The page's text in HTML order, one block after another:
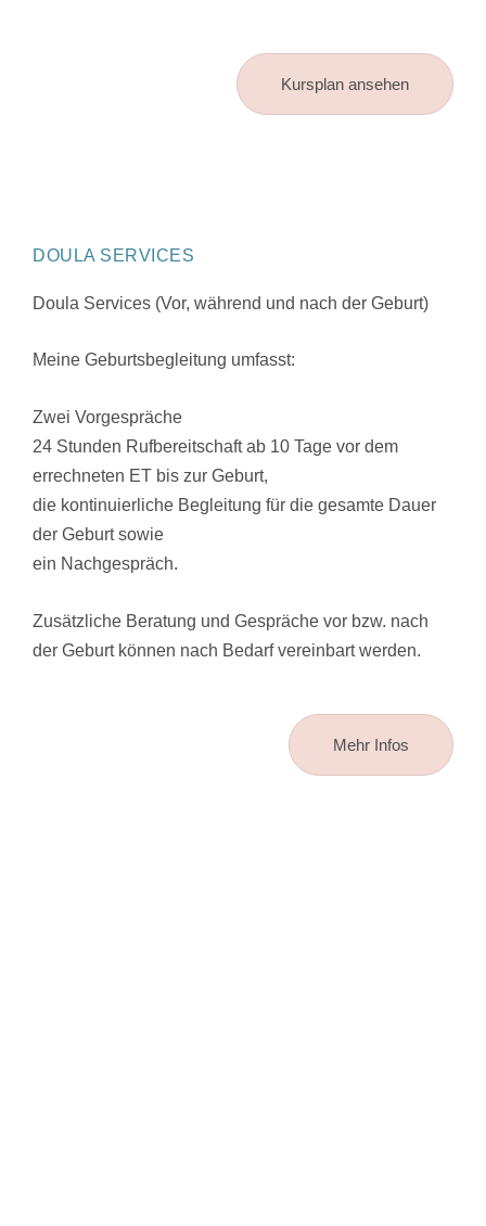
Kursplan ansehen
DOULA SERVICES
Doula Services (Vor, während und nach der Geburt)
Meine Geburtsbegleitung umfasst:
Zwei Vorgespräche
24 Stunden Rufbereitschaft ab 10 Tage vor dem
errechneten ET bis zur Geburt,
die kontinuierliche Begleitung für die gesamte Dauer
der Geburt sowie
ein Nachgespräch.
Zusätzliche Beratung und Gespräche vor bzw. nach
der Geburt können nach Bedarf vereinbart werden.
Mehr Infos